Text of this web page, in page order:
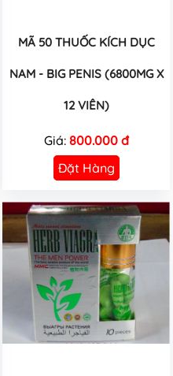
MÃ 50 THUỐC KÍCH DỤC
NAM - BIG PENIS (6800MG X
12 VIÊN)
Giá: 800.000 đ
Đặt Hàng